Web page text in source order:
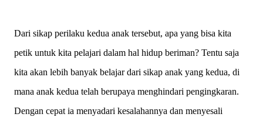
Dari sikap perilaku kedua anak tersebut, apa yang bisa kita
petik untuk kita pelajari dalam hal hidup beriman? Tentu saja
kita akan lebih banyak belajar dari sikap anak yang kedua, di
mana anak kedua telah berupaya menghindari pengingkaran.
Dengan cepat ia menyadari kesalahannya dan menyesali